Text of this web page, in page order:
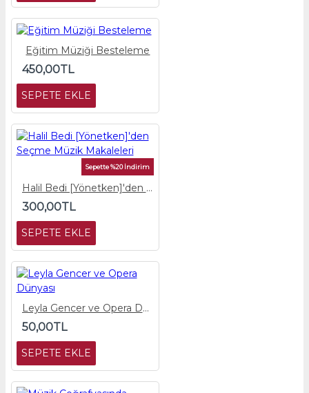
Eğitim Müziği Besteleme
450,00TL
SEPETE EKLE
Sepette %20 İndirim
Halil Bedi [Yönetken]'den Seçme Müzik Makaleleri
300,00TL
SEPETE EKLE
Leyla Gencer ve Opera Dünyası
50,00TL
SEPETE EKLE